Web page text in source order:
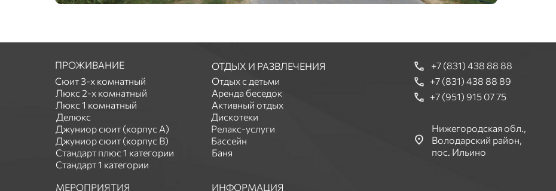
ПРОЖИВАНИЕ
Люкс 2-х комнатный
Люкс 1 комнатный
Делюкс
Джуниор сюит (корпус А)
Джуниор сюит (корпус В)
Стандарт плюс 1 категории
Стандарт 1 категории
Сюит 3-х комнатный
МЕРОПРИЯТИЯ
ОТДЫХ И РАЗВЛЕЧЕНИЯ
Аренда беседок
Активный отдых
Дискотеки
Релакс-услуги
Бассейн
Баня
Отдых с детьми
ИНФОРМАЦИЯ
+7 (831) 438 88 88
+7 (831) 438 88 89
+7 (951) 915 07 75
Нижегородская обл.,
Володарский район,
пос. Ильино